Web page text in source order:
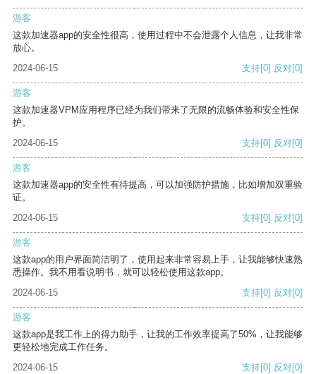
游客
这款加速器app的安全性很高，使用过程中不会泄露个人信息，让我非常
放心。
2024-06-15
支持[0] 反对[0]
游客
这款加速器VPM应用程序已经为我们带来了无限的流畅体验和安全性保
护。
2024-06-15
支持[0] 反对[0]
游客
这款加速器app的安全性有待提高，可以加强防护措施，比如增加双重验
证。
2024-06-15
支持[0] 反对[0]
游客
这款app的用户界面简洁明了，使用起来非常容易上手，让我能够快速熟
悉操作。我不用看说明书，就可以轻松使用这款app。
2024-06-15
支持[0] 反对[0]
游客
这款app是我工作上的得力助手，让我的工作效率提高了50%，让我能够
更轻松地完成工作任务。
2024-06-15
支持[0] 反对[0]